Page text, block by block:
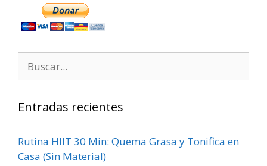
Entradas recientes
Rutina HIIT 30 Min: Quema Grasa y Tonifica en
Casa (Sin Material)